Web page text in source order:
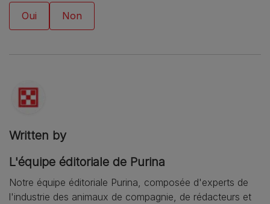
Written by
L'équipe éditoriale de Purina
Notre équipe éditoriale Purina, composée d'experts de
l'industrie des animaux de compagnie, de rédacteurs et